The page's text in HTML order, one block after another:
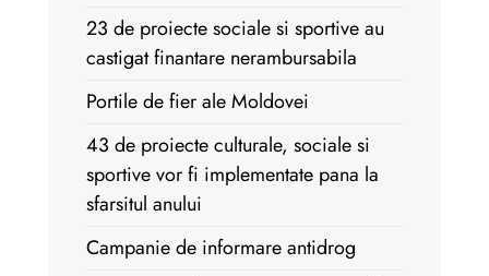
23 de proiecte sociale si sportive au
castigat finantare nerambursabila
Portile de fier ale Moldovei
43 de proiecte culturale, sociale si
sportive vor fi implementate pana la
sfarsitul anului
Campanie de informare antidrog